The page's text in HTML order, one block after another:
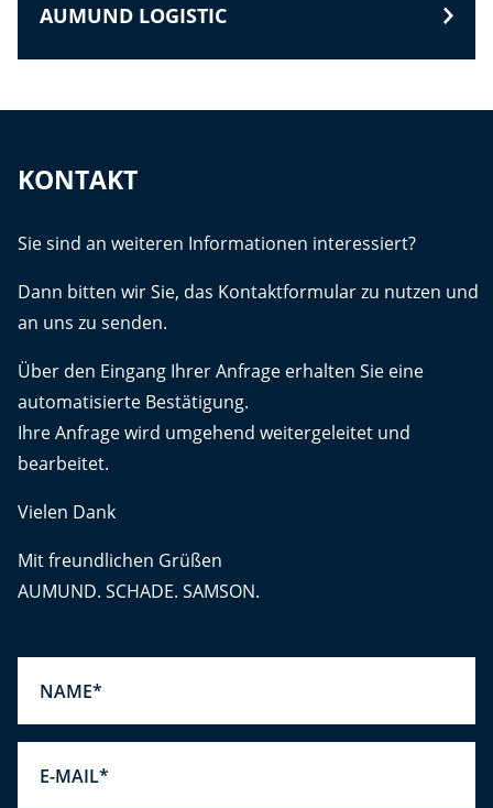
AUMUND LOGISTIC
KONTAKT
Sie sind an weiteren Informationen interessiert?
Dann bitten wir Sie, das Kontaktformular zu nutzen und
an uns zu senden.
Über den Eingang Ihrer Anfrage erhalten Sie eine
automatisierte Bestätigung.
Ihre Anfrage wird umgehend weitergeleitet und
bearbeitet.
Vielen Dank
Mit freundlichen Grüßen
AUMUND. SCHADE. SAMSON.